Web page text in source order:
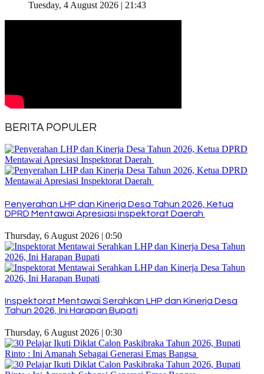
Tuesday, 4 August 2026 | 21:43
BERITA POPULER
Penyerahan LHP dan Kinerja Desa Tahun 2026, Ketua
DPRD Mentawai Apresiasi Inspektorat Daerah
Thursday, 6 August 2026 | 0:50
Inspektorat Mentawai Serahkan LHP dan Kinerja Desa
Tahun 2026, Ini Harapan Bupati
Thursday, 6 August 2026 | 0:30